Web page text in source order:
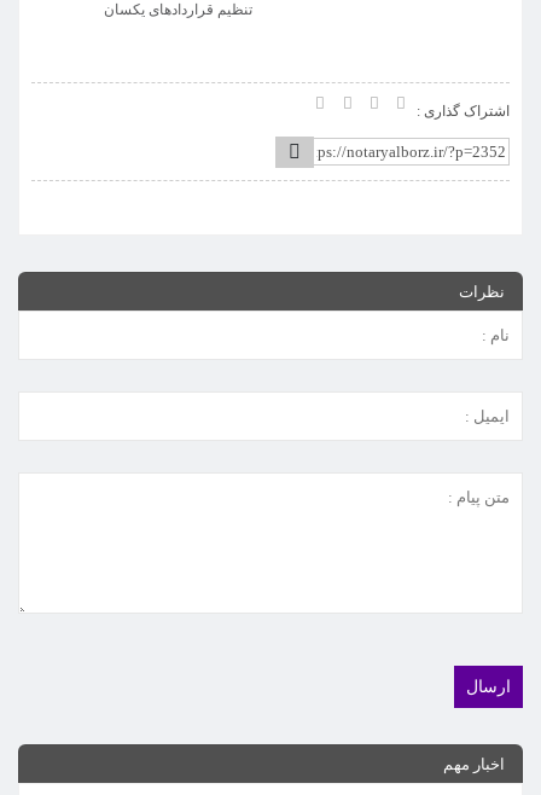
یکسان در سامانه
اشتراک گذاری :
نظرات
اخبار مهم